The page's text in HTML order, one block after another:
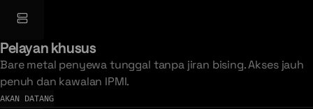
Pelayan khusus
Bare metal penyewa tunggal tanpa jiran bising. Akses jauh
penuh dan kawalan IPMI.
AKAN DATANG